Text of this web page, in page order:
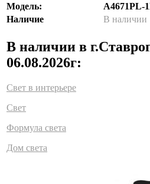
Модель:
A4671PL-
Наличие
В наличии
В наличии в
06.08.2026г:
Свет в интерьере
Свет
Формула света
Дом света